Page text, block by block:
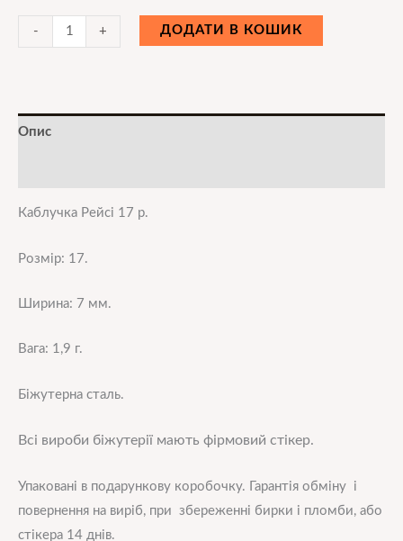
- + ДОДАТИ В КОШИК
Опис
Каблучка Рейсі 17 р.
Розмір: 17.
Ширина: 7 мм.
Вага: 1,9 г.
Біжутерна сталь.
Всі вироби біжутерії мають фірмовий стікер.
Упаковані в подарункову коробочку. Гарантія обміну і
повернення на виріб, при збереженні бирки і пломби, або
стікера 14 днів.